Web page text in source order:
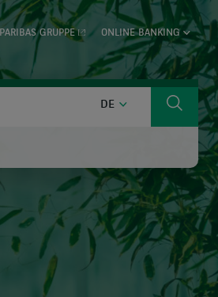
GRUPPE ONLINE BANKING
DE DEUTSCH Suche